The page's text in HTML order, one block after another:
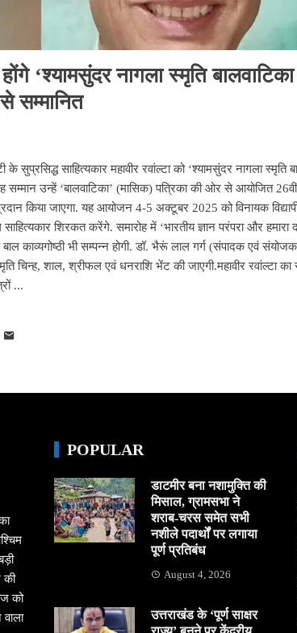
होंगे ‘श्यामसुंदर नागला स्मृति
सम्मानित
के सुप्रसिद्ध साहित्यकार महावीर रवांल्टा को ‘श्यामसुंदर नागला स्मृति
उन्हें ‘बालवाटिका’ (मासिक) पत्रिका की ओर से आयोजित 26वीं
किया जाएगा. यह आयोजन 4-5 अक्टूबर 2025 को विनायक
शिरकत करेंगे. समारोह में ‘भारतीय ज्ञान परंपरा और हमारा
काव्यगोष्ठी भी सम्पन्न होगी. डॉ. भैरूं लाल गर्ग (संपादक एवं
चिन्ह, शाल, श्रीफल एवं धनराशि भेंट की जाएगी.महावीर रवांल्टा का
...
की
को
POPULAR
डाटमीर बना नशामुक्ति की
मिसाल, ग्रामसभा ने
शराब-चरस समेत सभी
नशीले पदार्थों पर लगाया
पूर्ण प्रतिबंध
August 4, 2026
उत्तराखंड के ‘पूर्ण साक्षर